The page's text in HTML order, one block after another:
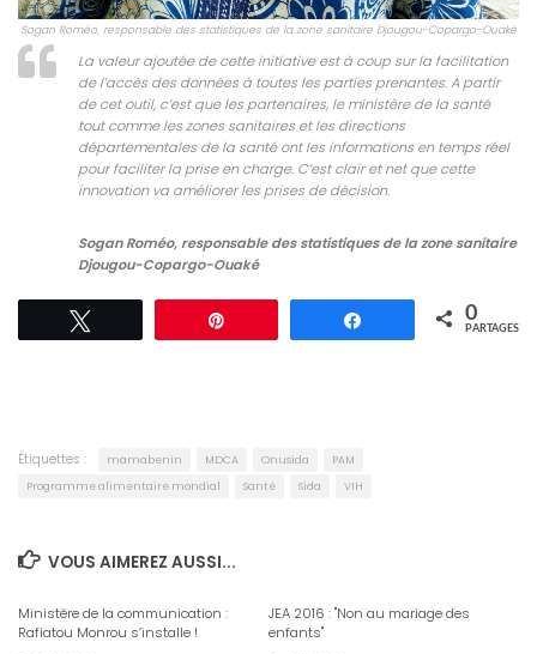
Sogan Roméo, responsable des statistiques de la zone sanitaire Djougou-Copargo-Ouaké
La valeur ajoutée de cette initiative est à coup sur la facilitation
de l’accès des données à toutes les parties prenantes. A partir
de cet outil, c’est que les partenaires, le ministère de la santé
tout comme les zones sanitaires et les directions
départementales de la santé ont les informations en temps réel
pour faciliter la prise en charge. C’est clair et net que cette
innovation va améliorer les prises de décision.
Sogan Roméo, responsable des statistiques de la zone sanitaire
Djougou-Copargo-Ouaké
Partagez 0
PARTAGES
Étiquettes : mamabenin MDCA Onusida
PAM
Programme alimentaire mondial
Santé Sida VIH
VOUS AIMEREZ AUSSI...
Ministère de la communication :
Rafiatou Monrou s’installe !
JEA 2016 : "Non au mariage des
enfants"